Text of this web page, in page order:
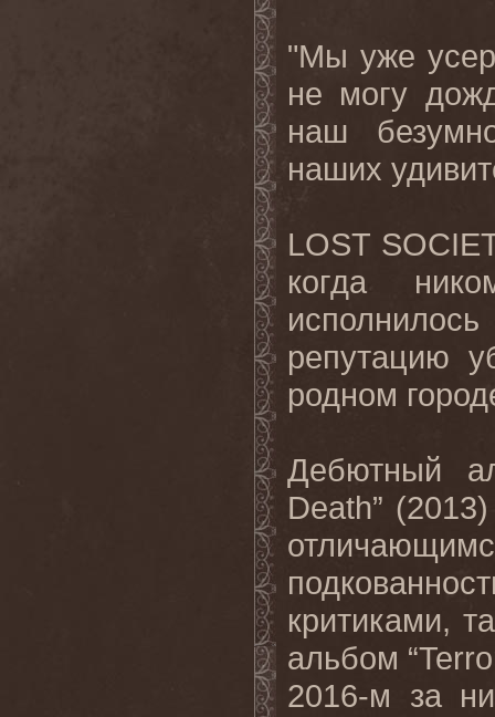
"Мы уже
не могу
наш
наших
LOST
когда
репутацию
родном
Дебютный
Death”
критиками,
альбом
2016-м за